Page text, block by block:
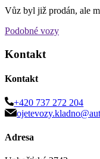
Vůz byl již prodán, ale
Podobné vozy
Kontakt
Kontakt
+420 737 272 204
Adresa